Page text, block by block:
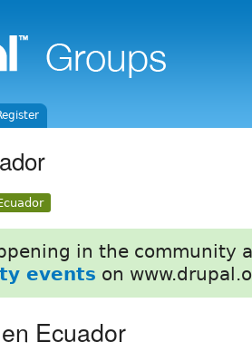
in the community
events on
Ecuador